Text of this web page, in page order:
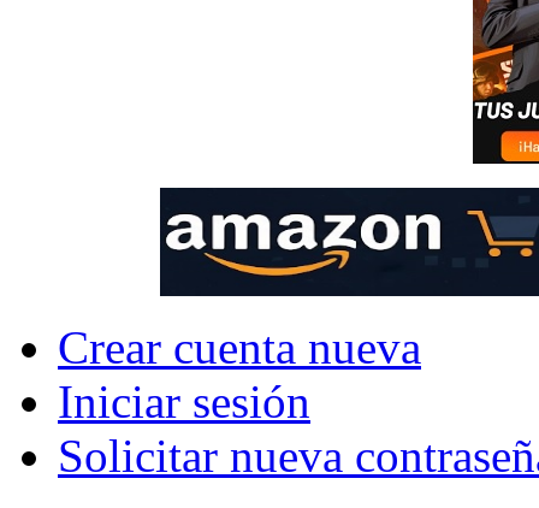
Crear cuenta nueva
Iniciar sesión
Solicitar nueva